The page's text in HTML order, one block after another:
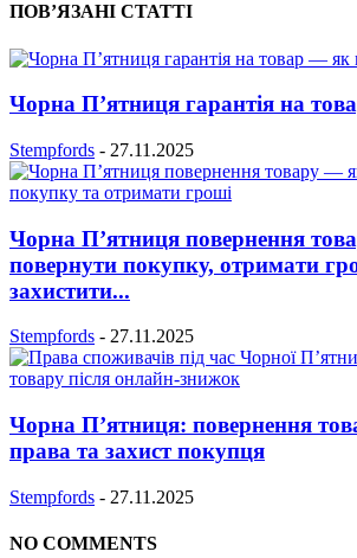
ПОВ’ЯЗАНІ СТАТТІ
Чорна П’ятниця гарантія на
Stempfords - 27.11.2025
Чорна П’ятниця повернення
повернути покупку, отримати
захистити...
Stempfords - 27.11.2025
Чорна П’ятниця: повернення
права та захист покупця
Stempfords - 27.11.2025
NO COMMENTS